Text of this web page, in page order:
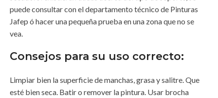
puede consultar con el departamento técnico de Pinturas
Jafep ó hacer una pequeña prueba en una zona que no se
vea.
Consejos para su uso correcto:
Limpiar bien la superficie de manchas, grasa y salitre. Que
esté bien seca. Batir o remover la pintura. Usar brocha